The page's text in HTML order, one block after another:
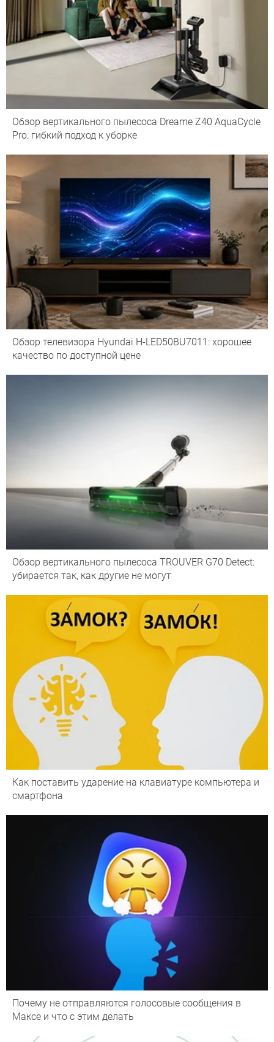
Обзор вертикального пылесоса Dreame Z40 AquaCycle
Pro: гибкий подход к уборке
Обзор телевизора Hyundai H-LED50BU7011: хорошее
качество по доступной цене
Обзор вертикального пылесоса TROUVER G70 Detect:
убирается так, как другие не могут
Как поставить ударение на клавиатуре компьютера и
смартфона
Почему не отправляются голосовые сообщения в
Максе и что с этим делать